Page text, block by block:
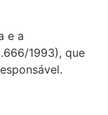
e a
1993), que